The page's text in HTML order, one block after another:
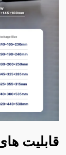
قابلیت